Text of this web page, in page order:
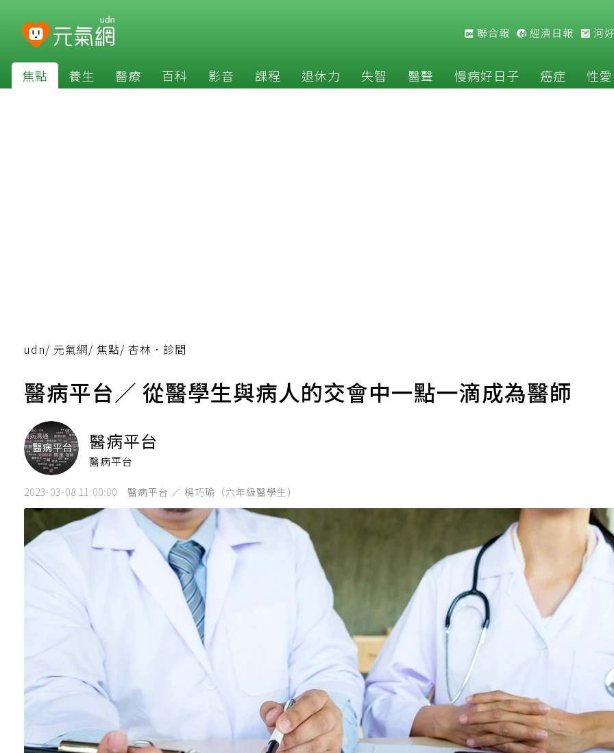
聯合報 經濟日報 河
焦點 養生 醫療 百科 影音 課程 退休力 失智 醫聲 慢病好日子 癌症 性愛
udn/ 元氣網/ 焦點/ 杏林．診間
醫病平台／ 從醫學生與病人的交會中一點一滴成為醫師
醫病平台
醫病平台
2023-03-08 11:00:00 醫病平台 ／ 楊巧瑜（六年級醫學生）